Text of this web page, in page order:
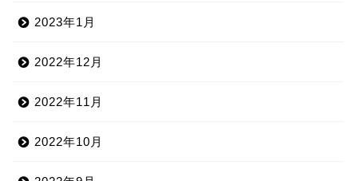
2023年1月
2022年12月
2022年11月
2022年10月